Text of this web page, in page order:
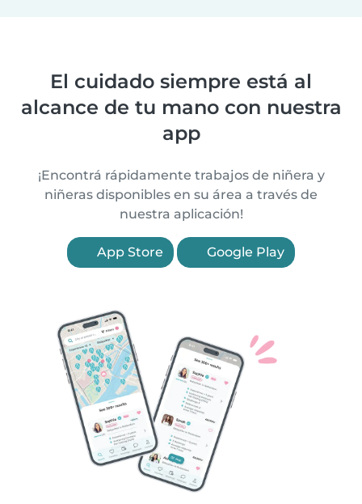
El cuidado siempre está al
alcance de tu mano con nuestra
app
¡Encontrá rápidamente trabajos de niñera y
niñeras disponibles en su área a través de
nuestra aplicación!
App Store Google Play